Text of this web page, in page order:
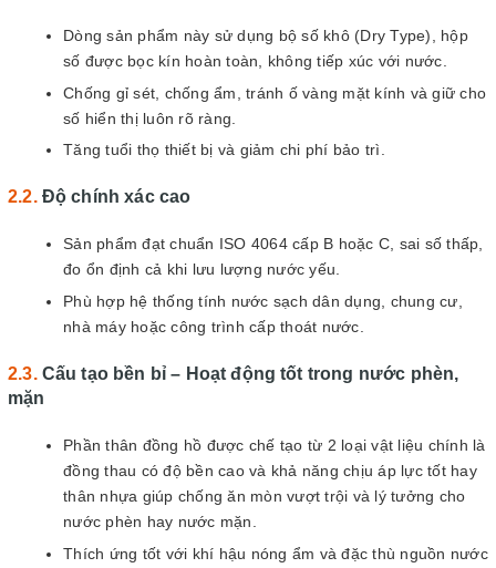
Dòng sản phẩm này sử dụng bộ số khô (Dry Type), hộp
số được bọc kín hoàn toàn, không tiếp xúc với nước.
Chống gỉ sét, chống ẩm, tránh ố vàng mặt kính và giữ cho
số hiển thị luôn rõ ràng.
Tăng tuổi thọ thiết bị và giảm chi phí bảo trì.
Độ chính xác cao
Sản phẩm đạt chuẩn ISO 4064 cấp B hoặc C, sai số thấp,
đo ổn định cả khi lưu lượng nước yếu.
Phù hợp hệ thống tính nước sạch dân dụng, chung cư,
nhà máy hoặc công trình cấp thoát nước.
Cấu tạo bền bỉ – Hoạt động tốt trong nước phèn,
mặn
Phần thân đồng hồ được chế tạo từ 2 loại vật liệu chính là
đồng thau có độ bền cao và khả năng chịu áp lực tốt hay
thân nhựa giúp chống ăn mòn vượt trội và lý tưởng cho
nước phèn hay nước mặn.
Thích ứng tốt với khí hậu nóng ẩm và đặc thù nguồn nước